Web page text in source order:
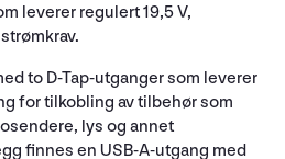
leverer regulert 19,5 V,
to D-Tap-utganger som leverer
for tilkobling av tilbehør som
lys og annet
finnes en USB-A-utgang med